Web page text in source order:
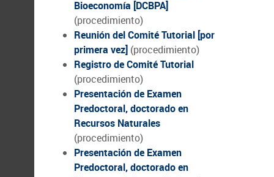
Bioeconomía [DCBPA]
(procedimiento)
Reunión del Comité Tutorial [por
primera vez] (procedimiento)
Registro de Comité Tutorial
(procedimiento)
Presentación de Examen
Predoctoral, doctorado en
Recursos Naturales
(procedimiento)
Presentación de Examen
Predoctoral, doctorado en